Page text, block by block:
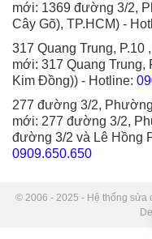
mới: 1369 đường 3/2,
Cây Gõ), TP.HCM) -
317 Quang Trung, P.10
mới: 317 Quang Trung,
Kim Đồng)) - Hotline:
277 đường 3/2,
mới: 277 đường 3/2,
đường 3/2 và Lê Hồng
0909.650.650
© 2006 - 2025 - Hệ thống sửa